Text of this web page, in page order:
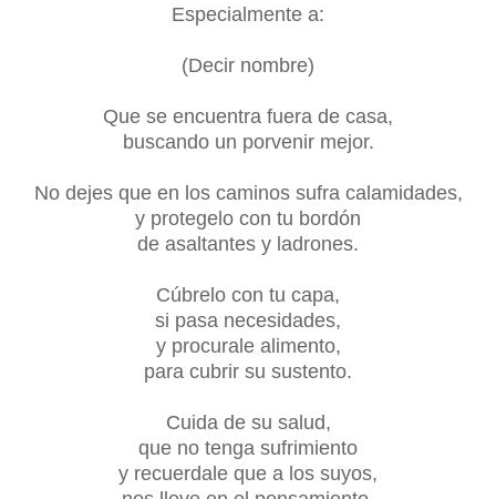
Especialmente a:
(Decir nombre)
Que se encuentra fuera de casa,
buscando un porvenir mejor.
No dejes que en los caminos sufra calamidades,
y protegelo con tu bordón
de asaltantes y ladrones.
Cúbrelo con tu capa,
si pasa necesidades,
y procurale alimento,
para cubrir su sustento.
Cuida de su salud,
que no tenga sufrimiento
y recuerdale que a los suyos,